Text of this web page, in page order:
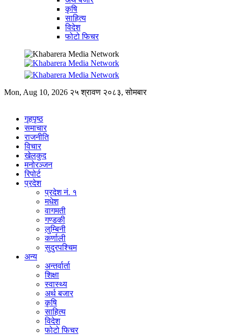
कृषि
साहित्य
विदेश
फोटो फिचर
Mon, Aug 10, 2026 २५ श्रावण २०८३, सोमबार
गृहपृष्ठ
समाचार
राजनीति
विचार
खेलकुद
मनोरञ्जन
रिपोर्ट
प्रदेश
प्रदेश नं. १
मधेश
वागमती
गण्डकी
लुम्बिनी
कर्णाली
सुदुरपश्चिम
अन्य
अन्तर्वार्ता
शिक्षा
स्वास्थ्य
अर्थ बजार
कृषि
साहित्य
विदेश
फोटो फिचर